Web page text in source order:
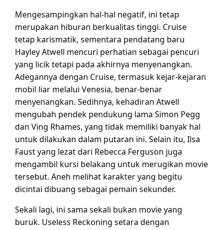
Mengesampingkan hal-hal negatif, ini tetap
merupakan hiburan berkualitas tinggi. Cruise
tetap karismatik, sementara pendatang baru
Hayley Atwell mencuri perhatian sebagai pencuri
yang licik tetapi pada akhirnya menyenangkan.
Adegannya dengan Cruise, termasuk kejar-kejaran
mobil liar melalui Venesia, benar-benar
menyenangkan. Sedihnya, kehadiran Atwell
mengubah pendek pendukung lama Simon Pegg
dan Ving Rhames, yang tidak memiliki banyak hal
untuk dilakukan dalam putaran ini. Selain itu, Ilsa
Faust yang lezat dari Rebecca Ferguson juga
mengambil kursi belakang untuk merugikan movie
tersebut. Aneh melihat karakter yang begitu
dicintai dibuang sebagai pemain sekunder.
Sekali lagi, ini sama sekali bukan movie yang
buruk. Useless Reckoning setara dengan